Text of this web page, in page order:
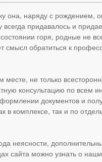
она, наряду с рождением,
придавалось и
горя, родные не
смысл обратиться к
не только
консультацию по всем
документов и
в комплексе, так и по
неясности,
сайта можно узнать о